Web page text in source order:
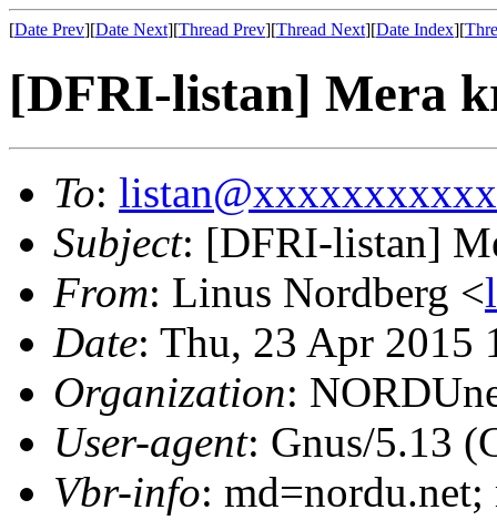
[Date Prev][Date Next][Thread Prev][Thread Next][Date Index][
[DFRI-listan] Mera
To:
Subject: [DFRI-listan]
From: Linus Nordberg <
Date: Thu, 23 Apr 2015
Organization:
User-agent: Gnus/5.13
Vbr-info: